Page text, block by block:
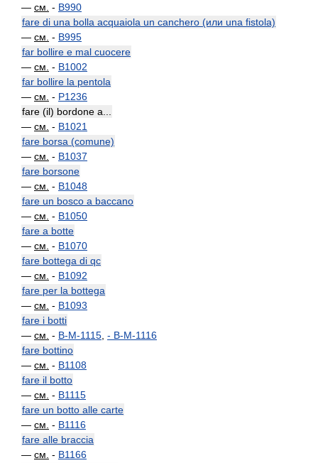
— см. - B990
fare di una bolla acquaiola un canchero (или una fistola)
— см. - B995
far bollire e mal cuocere
— см. - B1002
far bollire la pentola
— см. - P1236
fare (il) bordone a...
— см. - B1021
fare borsa (comune)
— см. - B1037
fare borsone
— см. - B1048
fare un bosco a baccano
— см. - B1050
fare a botte
— см. - B1070
fare bottega di qc
— см. - B1092
fare per la bottega
— см. - B1093
fare i botti
— см. - B-M-1115 - B-M-1116
fare bottino
— см. - B1108
fare il botto
— см. - B1115
fare un botto alle carte
— см. - B1116
fare alle braccia
— см. - B1166